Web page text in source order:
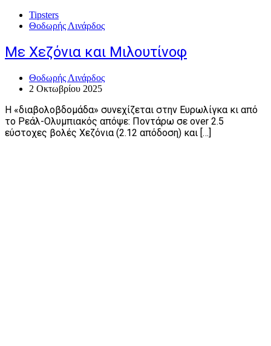
Tipsters
Θοδωρής Λινάρδος
Με Χεζόνια και Μιλουτίνοφ
Θοδωρής Λινάρδος
2 Οκτωβρίου 2025
Η «διαβολοβδομάδα» συνεχίζεται στην Ευρωλίγκα κι από
το Ρεάλ-Ολυμπιακός απόψε: Ποντάρω σε over 2.5
εύστοχες βολές Χεζόνια (2.12 απόδοση) και […]